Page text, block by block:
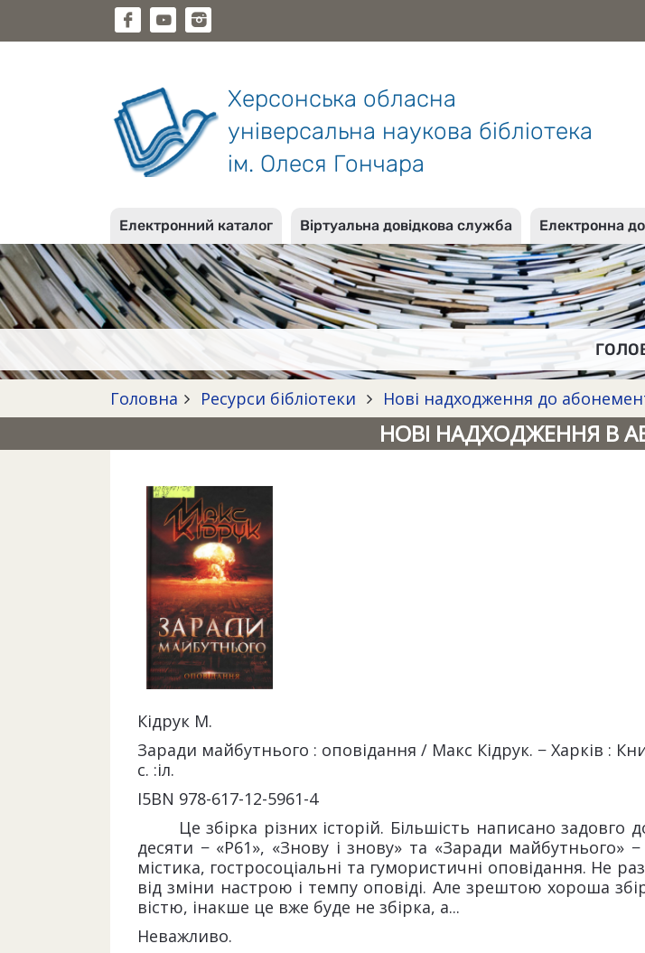
Херсонська обласна
універсальна наукова бібліотека
ім. Олеся Гончара
Електронний каталог Віртуальна довідкова служба Електронна
Головна Ресурси бібліотеки Нові надходження до
НОВІ НАДХОДЖЕННЯ В
Кідрук М.
Заради майбутнього : оповідання / Макс Кідрук. − Харків :
с. :іл.
I5ВN 978-617-12-5961-4
Це збірка різних історій. Більшість написано задовго
десяти − «Р61», «Знову і знову» та «Заради майбутнього»
містика, гостросоціальні та гумористичні оповідання. Не
від зміни настрою і темпу оповіді. Але зрештою хороша
вістю, інакше це вже буде не збірка, а...
Неважливо.